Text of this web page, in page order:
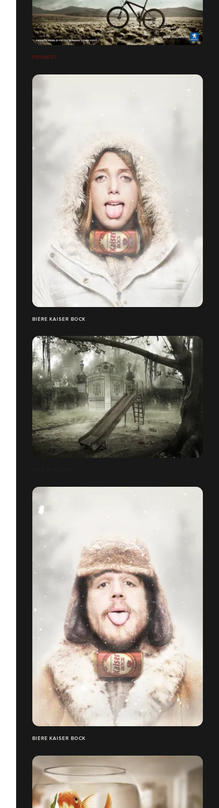
PEUGEOT
BIÈRE KAISER BOCK
BIÈRE KAISER BOCK